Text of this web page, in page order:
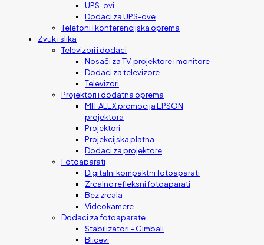
UPS-ovi
Dodaci za UPS-ove
Telefoni i konferencijska oprema
Zvuk i slika
Televizori i dodaci
Nosači za TV, projektore i monitore
Dodaci za televizore
Televizori
Projektori i dodatna oprema
MIT ALEX promocija EPSON
projektora
Projektori
Projekcijska platna
Dodaci za projektore
Fotoaparati
Digitalni kompaktni fotoaparati
Zrcalno refleksni fotoaparati
Bez zrcala
Videokamere
Dodaci za fotoaparate
Stabilizatori – Gimbali
Blicevi